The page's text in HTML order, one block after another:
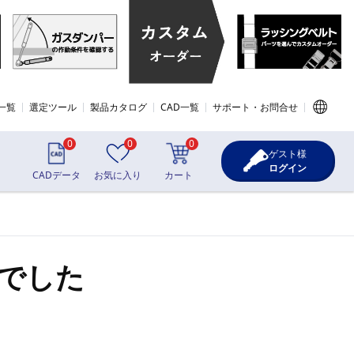
覧 選定ツール 製品カタログ CAD一覧 サポート・お問合せ
0
CADデータ
0
お気に入り
0
カート
ゲスト様
ログイン
した